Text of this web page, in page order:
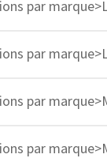
par
par
par
par